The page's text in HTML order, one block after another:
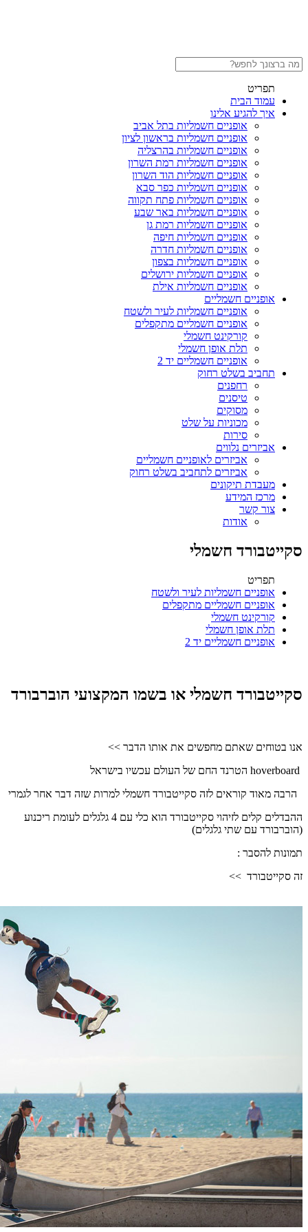
תפריט
עמוד הבית
איך להגיע אלינו
אופניים חשמליות בתל אביב
אופניים חשמליות בראשון לציון
אופניים חשמליות בהרצליה
אופניים חשמליות רמת השרון
אופניים חשמליות הוד השרון
אופניים חשמליות כפר סבא
אופניים חשמליות פתח תקווה
אופניים חשמליות באר שבע
אופניים חשמליות רמת גן
אופניים חשמליות חיפה
אופניים חשמליות חדרה
אופניים חשמליות בצפון
אופניים חשמליות ירושלים
אופניים חשמליות אילת
אופניים חשמליים
אופניים חשמליות לעיר ולשטח
אופניים חשמליים מתקפלים
קורקינט חשמלי
תלת אופן חשמלי
אופניים חשמליים יד 2
תחביב בשלט רחוק
רחפנים
טיסנים
מסוקים
מכוניות על שלט
סירות
אביזרים נלווים
אביזרים לאופניים חשמליים
אביזרים לתחביב בשלט רחוק
מעבדת תיקונים
מרכז המידע
צור קשר
אודות
סקייטבורד חשמלי
תפריט
אופניים חשמליות לעיר ולשטח
אופניים חשמליים מתקפלים
קורקינט חשמלי
תלת אופן חשמלי
אופניים חשמליים יד 2
סקייטבורד חשמלי או בשמו המקצועי הוברבורד
אנו בטוחים שאתם מחפשים את אותו הדבר >>
הרבה מאוד קוראים לזה סקייטבורד חשמלי למרות שזה דבר אחר לגמרי
ההבדלים קלים לזיהוי סקייטבורד הוא כלי עם 4 גלגלים לעומת ריכנוע
(הוברבורד עם שתי גלגלים)
תמונות להסבר :
זה סקייטבורד >>